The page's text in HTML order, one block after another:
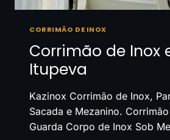
CORRIMÃO DE INOX
Corrimão de Inox
Itupeva
Kazinox Corrimão de Inox,
Sacada e Mezanino.
Guarda Corpo de Inox Sob